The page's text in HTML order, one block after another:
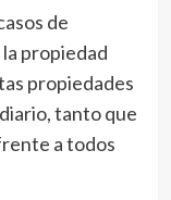
de
propiedad
propiedades
tanto que
a todos